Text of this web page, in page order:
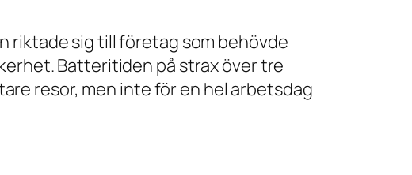
riktade sig till företag som behövde
Batteritiden på strax över tre
resor, men inte för en hel arbetsdag